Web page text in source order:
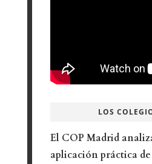
LOS
El COP Madrid
aplicación práctica